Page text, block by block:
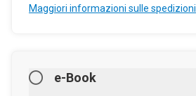
Maggiori informazioni sulle spedizioni
e-Book